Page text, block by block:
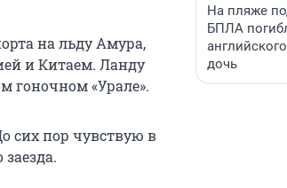
на льду Амура,
и Китаем. Ланду
гоночном «Урале».
сих пор чувствую в
На пляже
БПЛА
дочь